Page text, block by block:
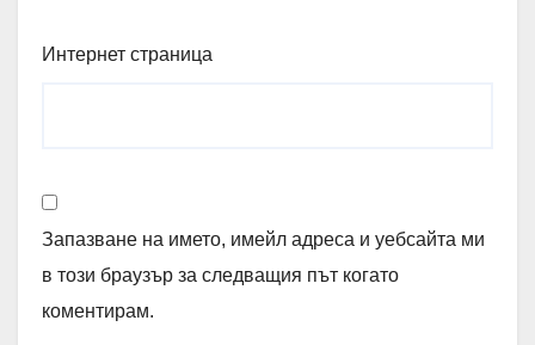
Интернет страница
Запазване на името, имейл адреса и уебсайта ми
в този браузър за следващия път когато
коментирам.